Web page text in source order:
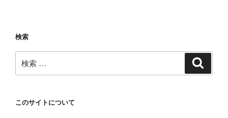
検索
索:
このサイトについて